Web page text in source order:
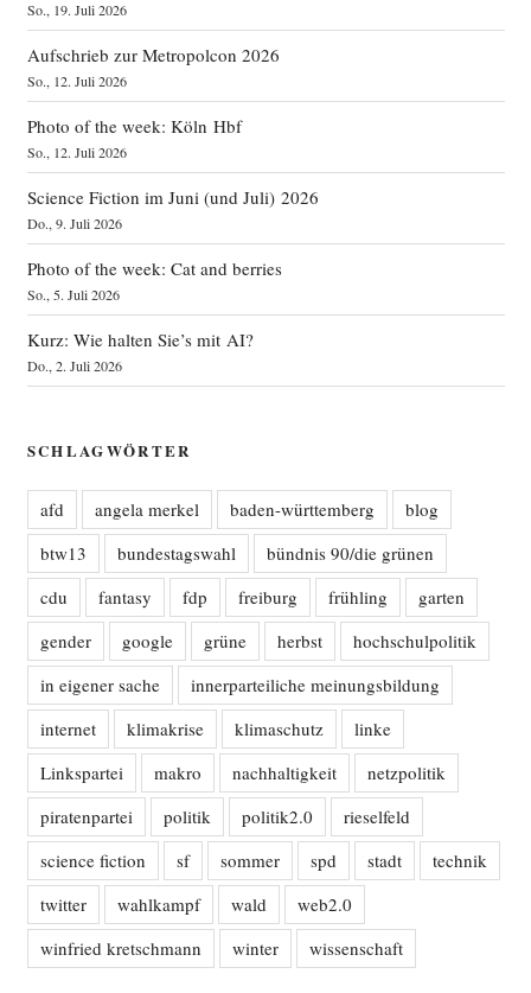
So., 19. Juli 2026
Aufschrieb zur Metropolcon 2026
So., 12. Juli 2026
Photo of the week: Köln Hbf
So., 12. Juli 2026
Science Fiction im Juni (und Juli) 2026
Do., 9. Juli 2026
Photo of the week: Cat and berries
So., 5. Juli 2026
Kurz: Wie halten Sie’s mit AI?
Do., 2. Juli 2026
SCHLAGWÖRTER
afd angela merkel baden-württemberg
blog
btw13
bundestagswahl
bündnis 90/die grünen
cdu
fantasy fdp freiburg frühling
garten
gender
google grüne herbst
hochschulpolitik
in eigener sache
innerparteiliche meinungsbildung
internet
klimakrise klimaschutz
linke
Linkspartei
makro nachhaltigkeit
netzpolitik
piratenpartei
politik politik2.0
rieselfeld
science fiction
sf sommer spd stadt
technik
twitter
wahlkampf wald
web2.0
winfried kretschmann
winter wissenschaft